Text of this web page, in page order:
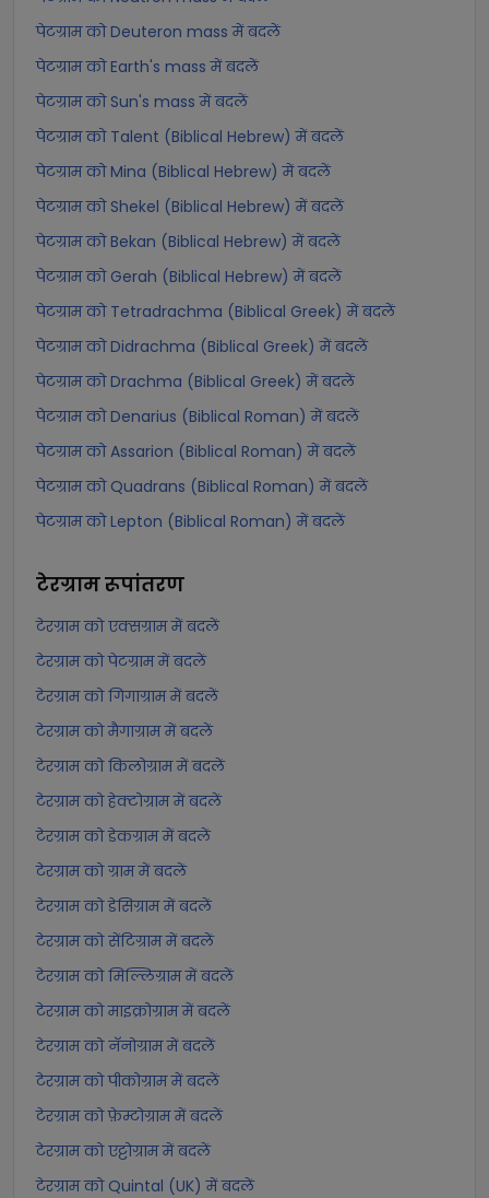
पेटग्राम को Deuteron mass में बदलें
पेटग्राम को Earth's mass में बदलें
पेटग्राम को Sun's mass में बदलें
पेटग्राम को Talent (Biblical Hebrew) में बदलें
पेटग्राम को Mina (Biblical Hebrew) में बदलें
पेटग्राम को Shekel (Biblical Hebrew) में बदलें
पेटग्राम को Bekan (Biblical Hebrew) में बदलें
पेटग्राम को Gerah (Biblical Hebrew) में बदलें
पेटग्राम को Tetradrachma (Biblical Greek) में बदलें
पेटग्राम को Didrachma (Biblical Greek) में बदलें
पेटग्राम को Drachma (Biblical Greek) में बदलें
पेटग्राम को Denarius (Biblical Roman) में बदलें
पेटग्राम को Assarion (Biblical Roman) में बदलें
पेटग्राम को Quadrans (Biblical Roman) में बदलें
पेटग्राम को Lepton (Biblical Roman) में बदलें
टेरग्रामरूपांतरण
टेरग्राम को एक्सग्राम में बदलें
टेरग्राम को पेटग्राम में बदलें
टेरग्राम को गिगाग्राम में बदलें
टेरग्राम को मैगाग्राम में बदलें
टेरग्राम को किलोग्राम में बदलें
टेरग्राम को हेक्टोग्राम में बदलें
टेरग्राम को डेकग्राम में बदलें
टेरग्राम को ग्राम में बदलें
टेरग्राम को डेसिग्राम में बदलें
टेरग्राम को सेंटिग्राम में बदलें
टेरग्राम को मिल्लिग्राम में बदलें
टेरग्राम को माइक्रोग्राम में बदलें
टेरग्राम को नॅनोग्राम में बदलें
टेरग्राम को पीकोग्राम में बदलें
टेरग्राम को फ़ेम्टोग्राम में बदलें
टेरग्राम को एट्टोग्राम में बदलें
टेरग्राम को Quintal (UK) में बदलें